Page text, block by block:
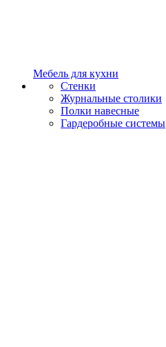
Мебель для кухни
Стенки
Журнальные столики
Полки навесные
Гардеробные системы